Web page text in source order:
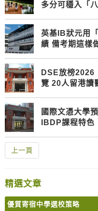
多分可穩入「
英基IB狀元用
績 備考期這樣
DSE放榜2026
覽 20人留港讀
國際文憑大學
IBDP課程特色
上一頁
精選文章
優質寄宿中學選校策略